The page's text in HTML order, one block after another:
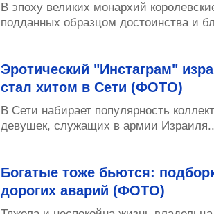
В эпоху великих монархий
подданных образцом достоинства и
Эротический "Инстаграм"
стал хитом в Сети (ФОТО)
В Сети набирает популярность
девушек, служащих в армии
Богатые тоже бьются:
дорогих аварий (ФОТО)